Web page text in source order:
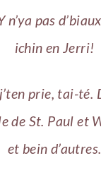
n’ya pas
ichin en Jerri!
prie, tai-té.
de St. Paul et
et bein d’autres.